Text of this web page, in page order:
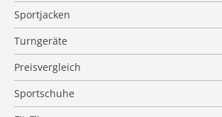
Sportjacken
Turngeräte
Preisvergleich
Sportschuhe